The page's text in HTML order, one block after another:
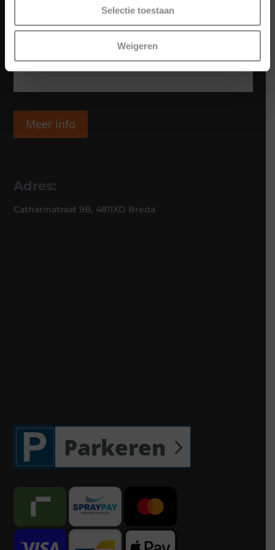
Selectie toestaan
Weigeren
Meer info
Adres:
Catharinatraat 9B, 4811XD Breda
Parkeren